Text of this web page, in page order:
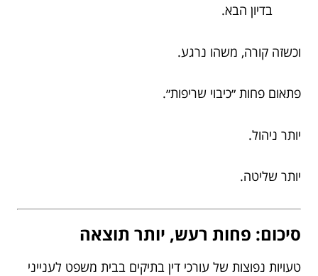
בדיון הבא.
וכשזה קורה, משהו נרגע.
פתאום פחות ״כיבוי שריפות״.
יותר ניהול.
יותר שליטה.
סיכום: פחות רעש, יותר תוצאה
טעויות נפוצות של עורכי דין בתיקים בבית משפט לענייני